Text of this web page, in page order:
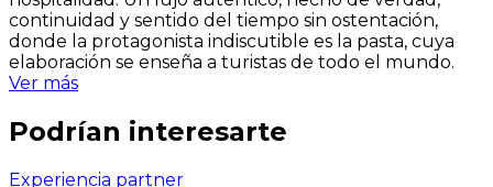
continuidad y sentido del tiempo sin ostentación,
donde la protagonista indiscutible es la pasta, cuya
elaboración se enseña a turistas de todo el mundo.
Ver más
Podrían interesarte
Experiencia partner